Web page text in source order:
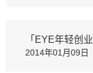
「EYE年轻创
2014年01月09日